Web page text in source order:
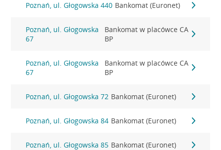
Poznań, ul. Głogowska 440 Bankomat (Euronet)
Poznań, ul. Głogowska
67
Bankomat w placówce CA
BP
Poznań, ul. Głogowska
67
Bankomat w placówce CA
BP
Poznań, ul. Głogowska 72 Bankomat (Euronet)
Poznań, ul. Głogowska 84 Bankomat (Euronet)
Poznań, ul. Głogowska 85 Bankomat (Euronet)